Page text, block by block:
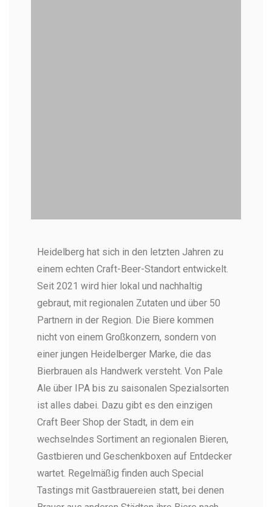
Frisch gezapftes Craft Bier in Heidelberg (Foto:
Heerlijk Heidelberg)
Heidelberg hat sich in den letzten Jahren zu
einem echten Craft-Beer-Standort entwickelt.
Seit 2021 wird hier lokal und nachhaltig
gebraut, mit regionalen Zutaten und über 50
Partnern in der Region. Die Biere kommen
nicht von einem Großkonzern, sondern von
einer jungen Heidelberger Marke, die das
Bierbrauen als Handwerk versteht. Von Pale
Ale über IPA bis zu saisonalen Spezialsorten
ist alles dabei. Dazu gibt es den einzigen
Craft Beer Shop der Stadt, in dem ein
wechselndes Sortiment an regionalen Bieren,
Gastbieren und Geschenkboxen auf Entdecker
wartet. Regelmäßig finden auch Special
Tastings mit Gastbrauereien statt, bei denen